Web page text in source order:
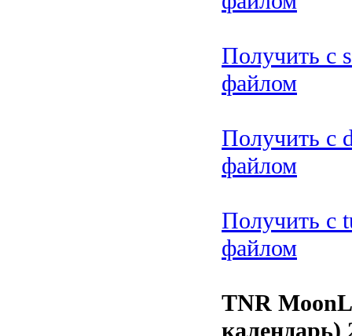
Получить с
файлом
Получить с
файлом
Получить с
файлом
TNR